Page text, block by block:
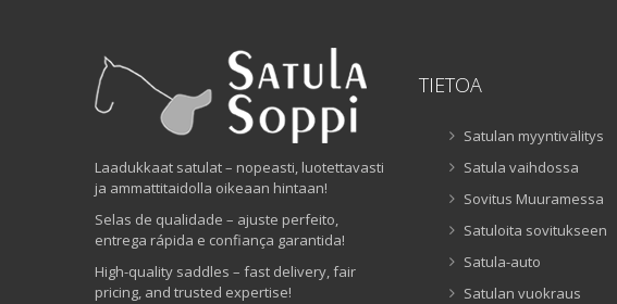
Laadukkaat satulat – nopeasti, luotettavasti
ja ammattitaidolla oikeaan hintaan!
Selas de qualidade – ajuste perfeito,
entrega rápida e confiança garantida!
High-quality saddles – fast delivery, fair
pricing, and trusted expertise!
TIETOA
Satulan myyntivälitys
Satula vaihdossa
Sovitus Muuramessa
Satuloita sovitukseen
Satula-auto
Satulan vuokraus